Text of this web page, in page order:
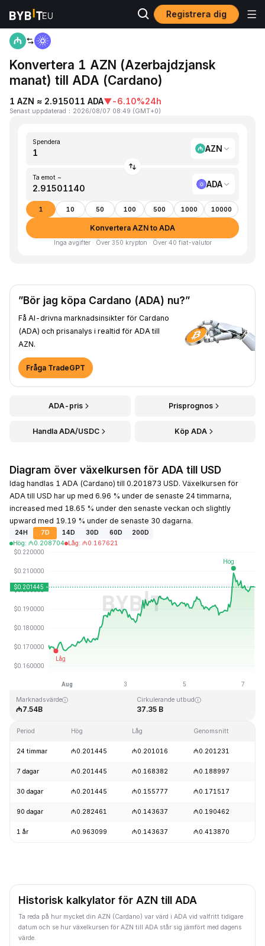
Registrera dig
Hem AZN to ADA
Konvertera 1 AZN (Azerbajdzjansk
manat) till ADA (Cardano)
1 AZN ≈ 2.915011 ADA▼-6.10%24h
Senast uppdaterad ： 2026/08/07 08:49 (GMT+0)
Spendera
AZN
Ta emot ~
ADA
1 10 50 100 500 1000 10000
Konvertera AZN to ADA
Inga avgifter · Över 350 krypton · Över 40 fiat-valutor
”Bör jag köpa Cardano (ADA) nu?”
Få AI-drivna marknadsinsikter för Cardano
(ADA) och prisanalys i realtid för ADA till
AZN.
Fråga TradeGPT
ADA-pris Prisprognos
Handla ADA/USDC Köp ADA
Diagram över växelkursen för ADA till USD
Idag handlas 1 ADA (Cardano) till 0.201873 USD. Växelkursen för
ADA till USD har up med 6.96 % under de senaste 24 timmarna,
increased med 18.65 % under den senaste veckan och slightly
upward med 19.19 % under de senaste 30 dagarna.
24H 7D 14D 30D 60D
200D
Hög: ₼0.208704 Låg: ₼0.167621
Senast uppdaterad: 2026-08-07, 08:49 GMT+0
Marknadsvärde
₼7.54B
Cirkulerande utbud
37.35 B
Period Hög Låg Genomsnitt
24 timmar ₼0.201445 ₼0.201016 ₼0.201231
7 dagar ₼0.201445 ₼0.168382 ₼0.188997
30 dagar ₼0.201445 ₼0.155777 ₼0.171517
90 dagar ₼0.282461 ₼0.143637 ₼0.190462
1 år ₼0.963099 ₼0.143637 ₼0.413870
Historisk kalkylator för AZN till ADA
Ta reda på hur mycket din AZN (Cardano) var värd i ADA vid valfritt tidigare
datum och se hur växelkursen för AZN till ADA står sig jämfört med dagens
värde.